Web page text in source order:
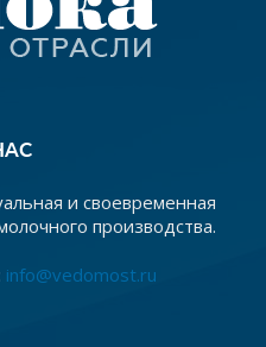
и своевременная
производства.
info@vedomost.ru